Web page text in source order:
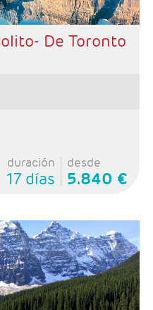
De Toronto
duración
17 días
desde
5.840 €
Banff, 1 noche Jasper,
Vancouver